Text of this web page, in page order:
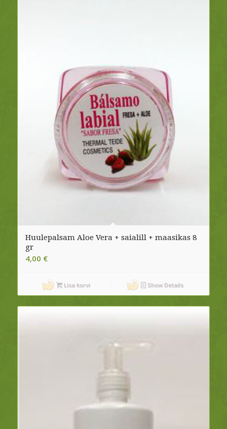
Huulepalsam Aloe Vera + saialill + maasikas 8
gr
4,00 €
Lisa korvi Show Details